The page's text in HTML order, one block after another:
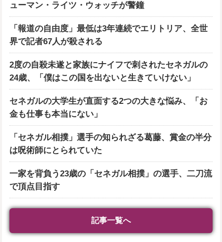
ューマン・ライツ・ウォッチが警鐘
「報道の自由度」最低は3年連続でエリトリア、全世
界で記者67人が殺される
2度の自殺未遂と家族にナイフで刺されたセネガルの
24歳、「僕はこの国を出ないと生きていけない」
セネガルの大学生が直面する2つの大きな悩み、「お
金も仕事も本当にない」
「セネガル相撲」選手の知られざる葛藤、賞金の半分
は呪術師にとられていた
一家を背負う23歳の「セネガル相撲」の選手、二刀流
で頂点目指す
記事一覧へ